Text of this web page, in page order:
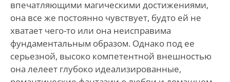
впечатляющими магическими достижениями,
она все же постоянно чувствует, будто ей не
хватает чего-то или она неисправима
фундаментальным образом. Однако под ее
серьезной, высоко компетентной внешностью
она лелеет глубоко идеализированные,